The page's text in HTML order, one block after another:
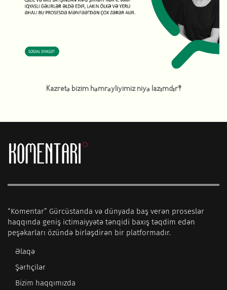
Kazretə bizim həmrəyliyimiz niyə lazımdır?
“Komentar” Gürcüstanda və dünyada baş verən proseslər
haqqında geniş ictimaiyyətə tənqidi baxış təqdim edən
peşəkarları özündə birləşdirən bir platformadır.
Əlaqə
Şərhçilər
Bizim haqqımızda